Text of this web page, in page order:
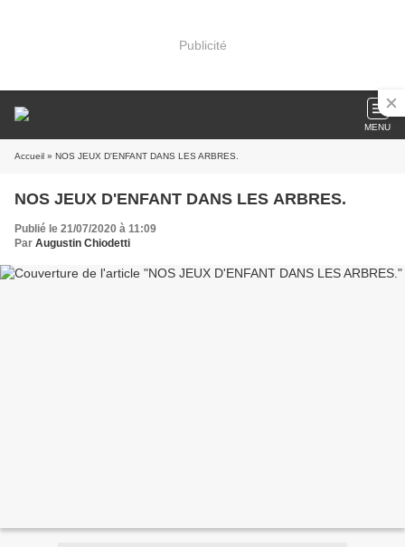
Publicité
MENU
Accueil » NOS JEUX D'ENFANT DANS LES ARBRES.
NOS JEUX D'ENFANT DANS LES ARBRES.
Publié le 21/07/2020 à 11:09
Par Augustin Chiodetti